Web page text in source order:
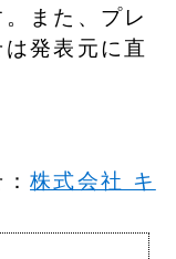
また、プレ
発表元に直
：株式会社 キ